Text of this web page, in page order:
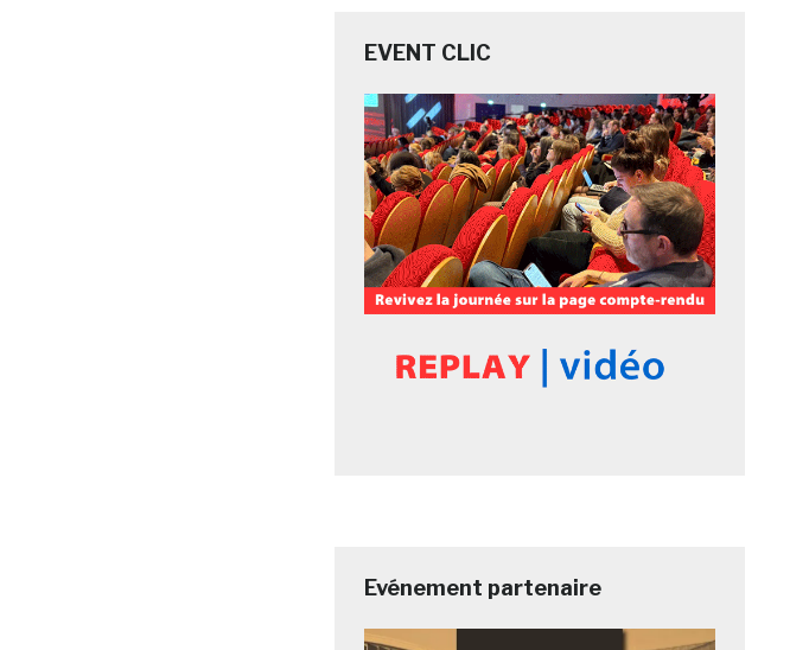
EVENT CLIC
Evénement partenaire